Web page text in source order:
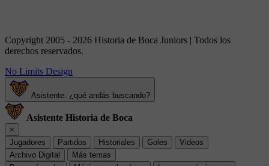
Copyright 2005 - 2026 Historia de Boca Juniors | Todos los
derechos reservados.
No Limits Design
Asistente: ¿qué andás buscando?
Asistente Historia de Boca
×
Jugadores
Partidos Historiales Goles
Videos
Archivo Digital
Más temas